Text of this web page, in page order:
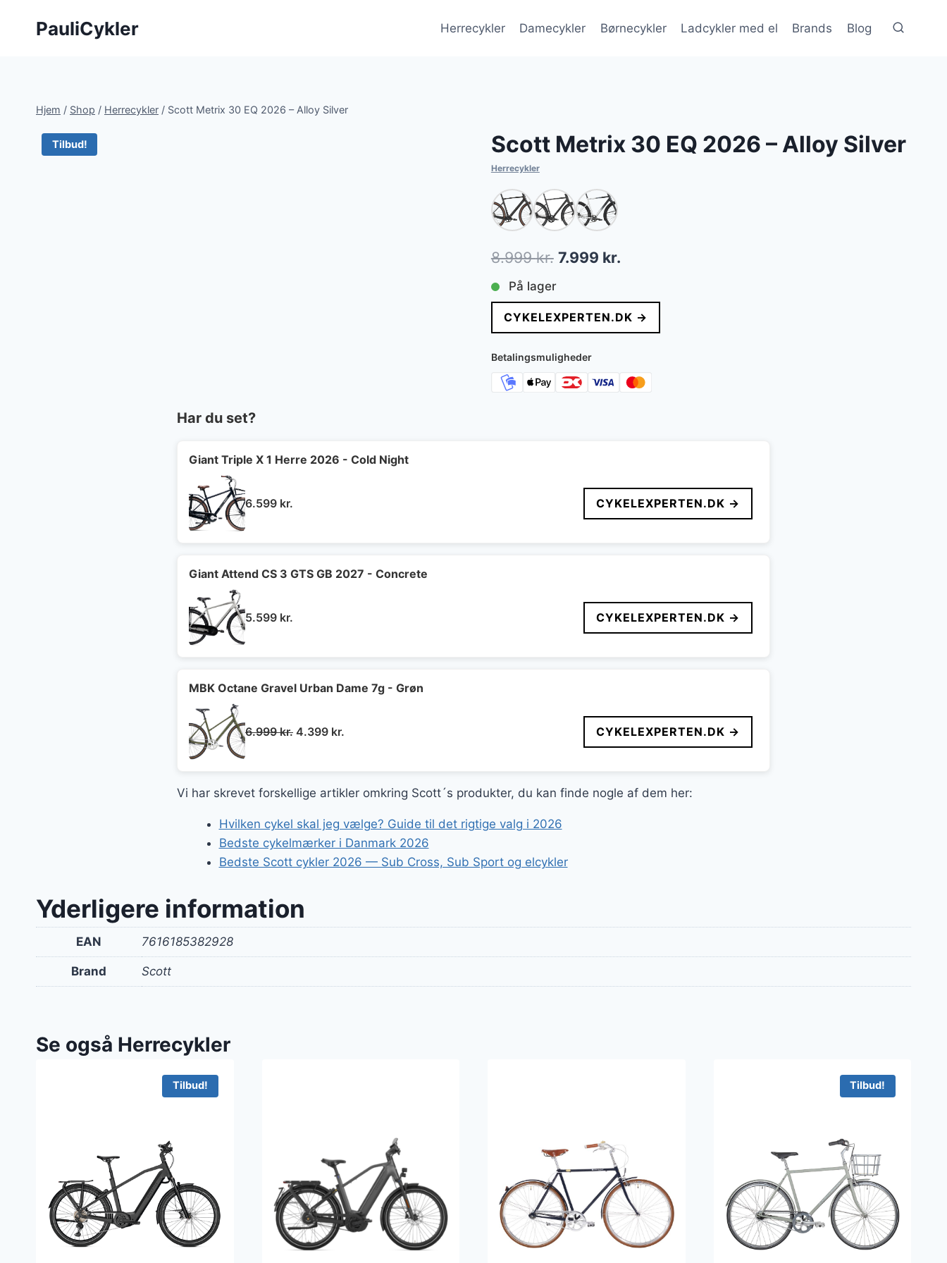
PauliCykler Herrecykler Damecykler Børnecykler Ladcykler med el Brands Blog
Hjem / Shop / Herrecykler / Scott Metrix 30 EQ 2026 – Alloy Silver
Tilbud! Scott Metrix 30 EQ 2026 – Alloy Silver
Herrecykler
8.999kr. Den
pris
var:
8.999 kr..
7.999 kr.Den
pris
er:
På lager
CYKELEXPERTEN.DK →
Betalingsmuligheder
Har du set?
Giant Triple X 1 Herre 2026 - Cold Night
6.599 kr. CYKELEXPERTEN.DK →
Giant Attend CS 3 GTS GB 2027 - Concrete
5.599 kr. CYKELEXPERTEN.DK →
MBK Octane Gravel Urban Dame 7g - Grøn
6.999kr. Den
6.999 kr..
4.399 kr.
4.399 kr..
CYKELEXPERTEN.DK →
Vi har skrevet forskellige artikler omkring Scott´s produkter, du kan finde nogle af dem her:
Hvilken cykel skal jeg vælge? Guide til det rigtige valg i 2026
Bedste cykelmærker i Danmark 2026
Bedste Scott cykler 2026 — Sub Cross, Sub Sport og elcykler
Yderligere information
EAN 7616185382928
Brand Scott
Se også Herrecykler
Tilbud! Tilbud!